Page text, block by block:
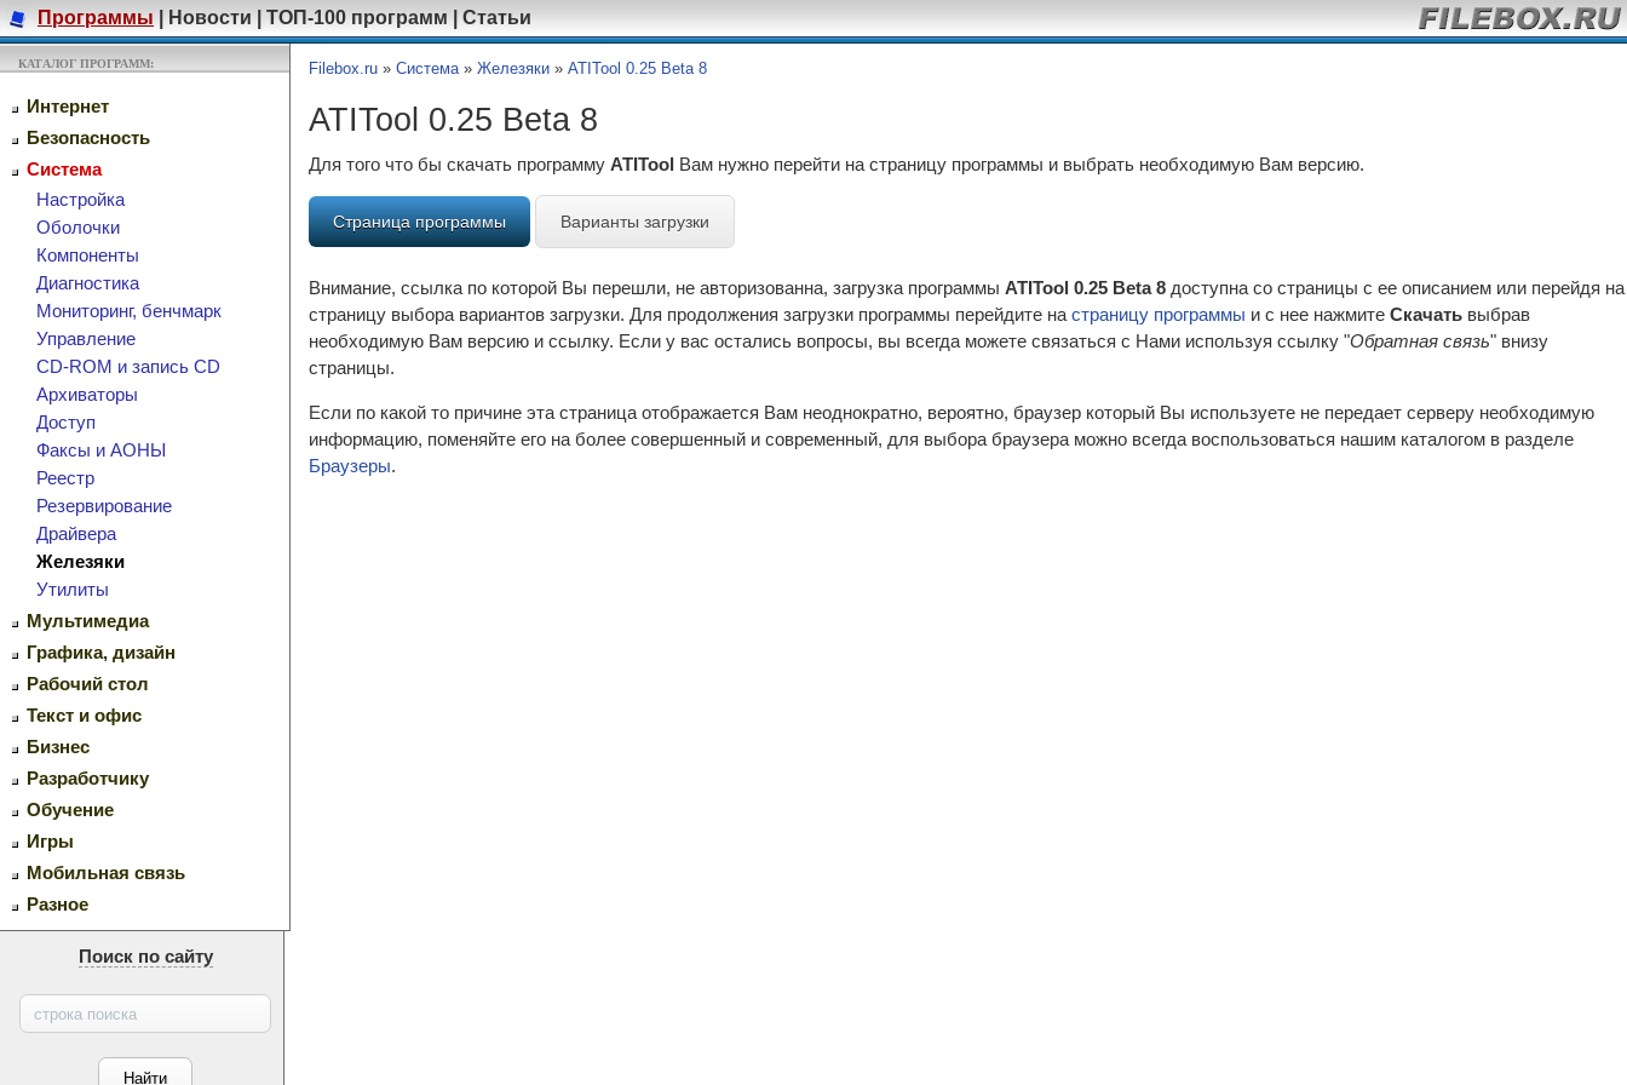
Программы Новости ТОП-100 программ Статьи
КАТАЛОГ ПРОГРАММ:
Интернет
Безопасность
Система
Настройка
Оболочки
Компоненты
Диагностика
Мониторинг, бенчмарк
Управление
CD-ROM и запись CD
Архиваторы
Доступ
Факсы и АОНЫ
Реестр
Резервирование
Драйвера
Железяки
Утилиты
Мультимедиа
Графика, дизайн
Рабочий стол
Текст и офис
Бизнес
Разработчику
Обучение
Игры
Мобильная связь
Разное
Поиск по сайту
Filebox.ru » Система» Железяки » ATITool 0.25 Beta 8
ATITool 0.25 Beta 8
Для того что бы скачать программу ATITool Вам нужно перейти на страницу программы и выбрать необходимую Вам версию.
Страница программы Варианты загрузки
Внимание, ссылка по которой Вы перешли, не авторизованна, загрузка программы ATITool 0.25 Beta 8 доступна со страницы с ее описанием или перейдя на
страницу выбора вариантов загрузки. Для продолжения загрузки программы перейдите на страницу программы и с нее нажмите Скачать выбрав
необходимую Вам версию и ссылку. Если у вас остались вопросы, вы всегда можете связаться с Нами используя ссылку "Обратная связь" внизу
страницы.
Если по какой то причине эта страница отображается Вам неоднократно, вероятно, браузер который Вы используете не передает серверу необходимую
информацию, поменяйте его на более совершенный и современный, для выбора браузера можно всегда воспользоваться нашим каталогом в разделе
Браузеры.